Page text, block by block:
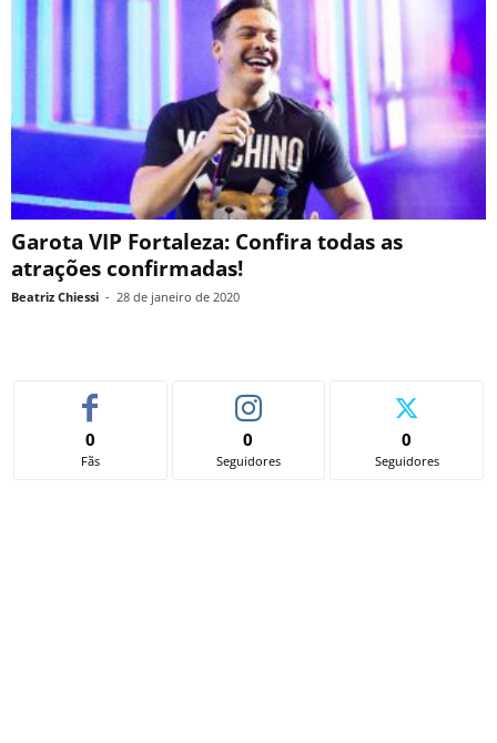
Garota VIP Fortaleza: Confira todas as
atrações confirmadas!
Beatriz Chiessi - 28 de janeiro de 2020
0
Fãs
0
Seguidores
0
Seguidores